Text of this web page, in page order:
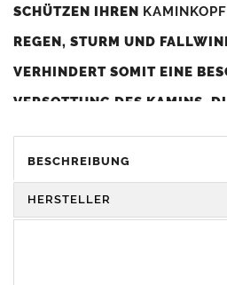
SCHÜTZEN IHREN KAMINKOPF
REGEN, STURM UND
VERHINDERT SOMIT EINE
VERSOTTUNG DES KAMINS.
DIENEN GLEICHZEITIG ALS
ELEMENT ZUR
BESCHREIBUNG
HERSTELLER